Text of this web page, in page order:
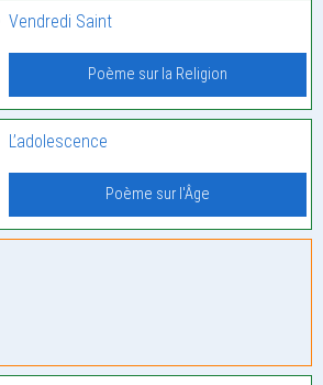
Vendredi Saint
Poème sur la Religion
L’adolescence
Poème sur l'Âge